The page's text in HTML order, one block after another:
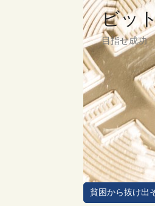
ビッ
目指せ成功
貧困から抜け出